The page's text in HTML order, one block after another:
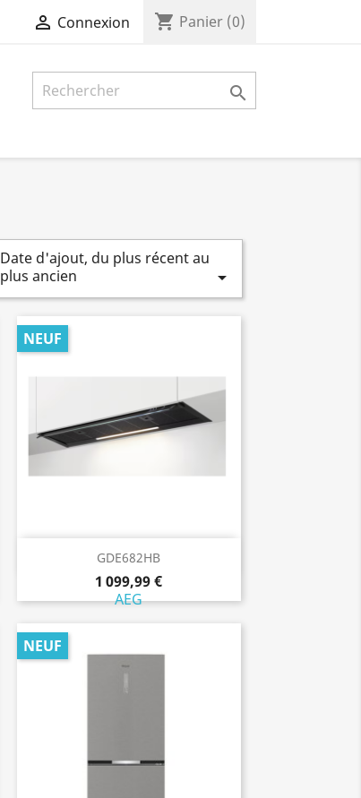
 Connexion shopping_cart Panier (0)

Date d'ajout, du plus récent au
plus ancien

GDE682HB
1 099,99 €
AEG
NEUF
Aperçu rapide
NEUF